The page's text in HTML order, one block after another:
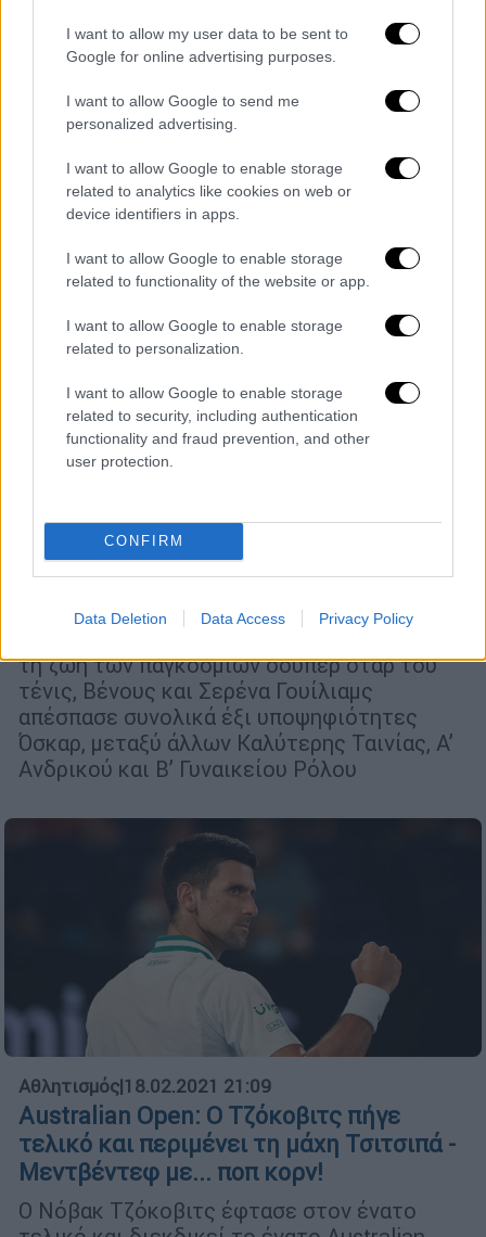
I want to allow my user data to be sent to
Google for online advertising purposes.
I want to allow Google to send me
personalized advertising.
I want to allow Google to enable storage
related to analytics like cookies on web or
device identifiers in apps.
I want to allow Google to enable storage
related to functionality of the website or app.
I want to allow Google to enable storage
related to personalization.
I want to allow Google to enable storage
related to security, including authentication
functionality and fraud prevention, and other
user protection.
CONFIRM
Data Deletion Data Access Privacy Policy
χρήματα στο κονσόρτσιουμ του Σερ Μάρτιν
Μπρόουτον, ο οποίος ηγείται προσπάθειας
για την εξαγορά του λονδρέζικου συλλόγου
απ' τον Ρομάν Αμπράμοβιτς.
Η Μέθοδος των Γουίλιαμς: Η ταινία του
Ρεϊνάλντο Μάρκους Γκριν για τη Σερένα
τη ζωή των παγκόσμιων σούπερ σταρ του
τένις, Βένους και Σερένα Γουίλιαμς
απέσπασε συνολικά έξι υποψηφιότητες
Όσκαρ, μεταξύ άλλων Καλύτερης Ταινίας, Α’
Ανδρικού και Β’ Γυναικείου Ρόλου
Αθλητισμός|18.02.2021 21:09
Australian Open: Ο Τζόκοβιτς πήγε
τελικό και περιμένει τη μάχη Τσιτσιπά -
Μεντβέντεφ με... ποπ κορν!
Ο Νόβακ Τζόκοβιτς έφτασε στον ένατο